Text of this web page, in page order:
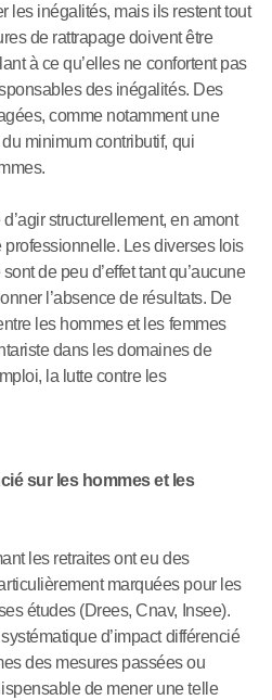
les inégalités, mais ils restent tout
de rattrapage doivent être
à ce qu’elles ne confortent pas
des inégalités. Des
comme notamment une
minimum contributif, qui
structurellement, en amont
Les diverses lois
de peu d’effet tant qu’aucune
l’absence de résultats. De
les hommes et les femmes
dans les domaines de
la lutte contre les
sur les hommes et les
les retraites ont eu des
marquées pour les
études (Drees, Cnav, Insee).
d’impact différencié
des mesures passées ou
de mener une telle